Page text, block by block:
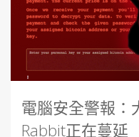
電腦安全警報：
Rabbit正在蔓延